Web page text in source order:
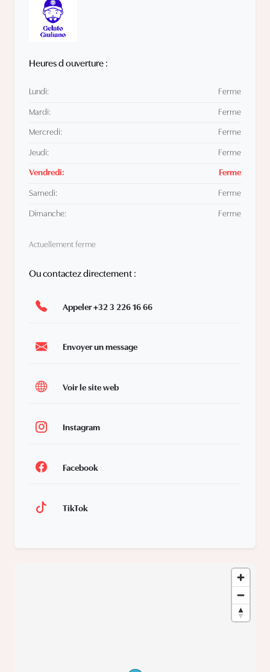
Heures d ouverture :
Lundi: Ferme
Mardi: Ferme
Mercredi: Ferme
Jeudi: Ferme
Vendredi: Ferme
Samedi: Ferme
Dimanche: Ferme
Actuellement ferme
Ou contactez directement :
Appeler +32 3 226 16 66
Envoyer un message
Voir le site web
Instagram
Facebook
TikTok